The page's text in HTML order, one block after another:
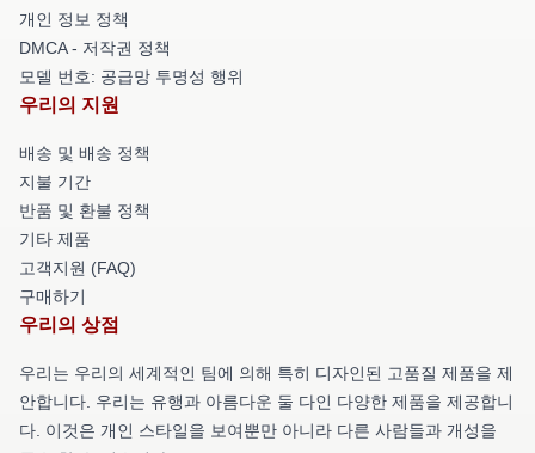
개인 정보 정책
DMCA - 저작권 정책
모델 번호: 공급망 투명성 행위
우리의 지원
배송 및 배송 정책
지불 기간
반품 및 환불 정책
기타 제품
고객지원 (FAQ)
구매하기
우리의 상점
우리는 우리의 세계적인 팀에 의해 특히 디자인된 고품질 제품을 제
안합니다. 우리는 유행과 아름다운 둘 다인 다양한 제품을 제공합니
다. 이것은 개인 스타일을 보여뿐만 아니라 다른 사람들과 개성을